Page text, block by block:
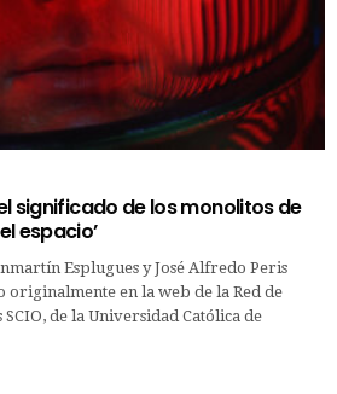
significado de los monolitos de
espacio’
Esplugues y José Alfredo Peris
en la web de la Red de
de la Universidad Católica de